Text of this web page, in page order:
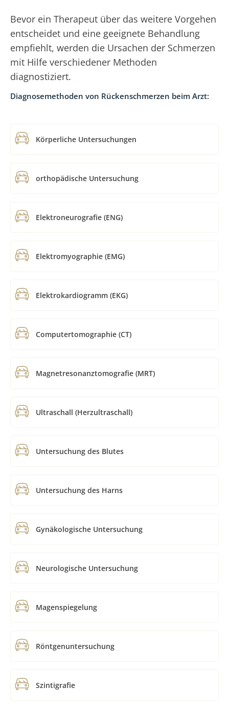
Bevor ein Therapeut über das weitere Vorgehen
entscheidet und eine geeignete Behandlung
empfiehlt, werden die Ursachen der Schmerzen
mit Hilfe verschiedener Methoden
diagnostiziert.
Diagnosemethoden von Rückenschmerzen beim Arzt:
Körperliche Untersuchungen
orthopädische Untersuchung
Elektroneurografie (ENG)
Elektromyographie (EMG)
Elektrokardiogramm (EKG)
Computertomographie (CT)
Magnetresonanztomografie (MRT)
Ultraschall (Herzultraschall)
Untersuchung des Blutes
Untersuchung des Harns
Gynäkologische Untersuchung
Neurologische Untersuchung
Magenspiegelung
Röntgenuntersuchung
Szintigrafie